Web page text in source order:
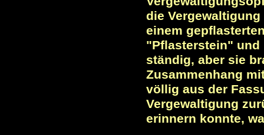
die
einem
"Pflasterstein" und
ständig, aber sie
Zusammenhang
völlig aus der
Vergewaltigung
erinnern konnte,